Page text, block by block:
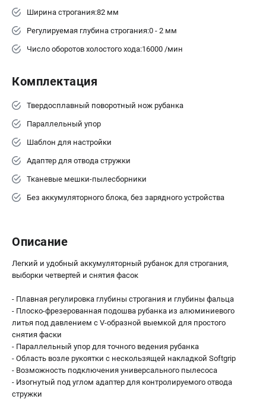
ЗАКАЗ ЗАПЧАСТЕЙ
+7 (911) 360-06-14 | +7 (8112) 59-10-67
Ширина строгания:82 мм
Регулируемая глубина строгания:0 - 2 мм
Число оборотов холостого хода:16000 /мин
Комплектация
Твердосплавный поворотный нож рубанка
Параллельный упор
Шаблон для настройки
Адаптер для отвода стружки
Тканевые мешки-пылесборники
Без аккумуляторного блока, без зарядного устройства
Описание
Легкий и удобный аккумуляторный рубанок для строгания,
выборки четвертей и снятия фасок
- Плавная регулировка глубины строгания и глубины фальца
- Плоско-фрезерованная подошва рубанка из алюминиевого
литья под давлением с V-образной выемкой для простого
снятия фаски
- Параллельный упор для точного ведения рубанка
- Область возле рукоятки с нескользящей накладкой Softgrip
- Возможность подключения универсального пылесоса
- Изогнутый под углом адаптер для контролируемого отвода
стружки